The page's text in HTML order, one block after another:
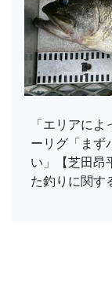
「エリアに
ーリグ「まず
い」【芝田昂
た釣りに関す